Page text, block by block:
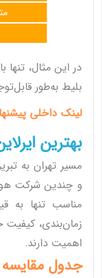
در این مثال،
بلیط به‌طور
لینک داخلی
بهترین
مسیر تهران به
و چندین شرکت
مناسب تنها به
زمان‌بندی، کیفیت
اهمیت دارند.
جدول مقایسه